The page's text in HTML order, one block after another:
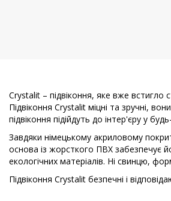
Crystalit – підвіконня, яке вже встигло
Підвіконня Crystalit міцні та зручні,
підвіконня підійдуть до інтер'єру у
Завдяки німецькому акриловому
основа із жорсткого ПВХ забезпечує
екологічних матеріалів. Ні свинцю,
Підвіконня Crystalit безпечні і